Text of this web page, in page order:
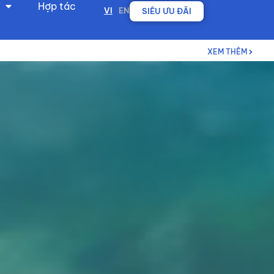
Hợp tác VI EN SIÊU ƯU ĐÃI
XEM THÊM